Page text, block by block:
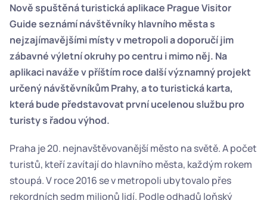
Nově spuštěná turistická aplikace Prague Visitor
Guide seznámí návštěvníky hlavního města s
nejzajímavějšími místy v metropoli a doporučí jim
zábavné výletní okruhy po centru i mimo něj. Na
aplikaci naváže v příštím roce další významný projekt
určený návštěvníkům Prahy, a to turistická karta,
která bude představovat první ucelenou službu pro
turisty s řadou výhod.
Praha je 20. nejnavštěvovanější město na světě. A počet
turistů, kteří zavítají do hlavního města, každým rokem
stoupá. V roce 2016 se v metropoli ubytovalo přes
rekordních sedm milionů lidí. Podle odhadů loňský